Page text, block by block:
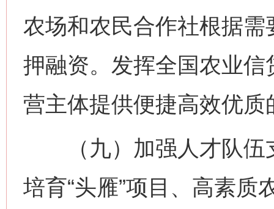
农场和农民合作社根据
押融资。发挥全国农业
营主体提供便捷高效优质
（九）加强人才队伍
培育“头雁”项目、高素质